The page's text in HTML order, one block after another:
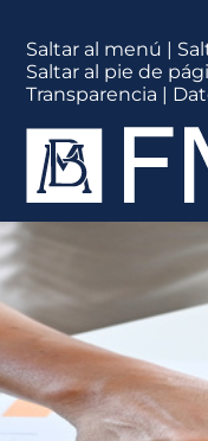
Saltar al menú |
Saltar al pie de
Transparencia |